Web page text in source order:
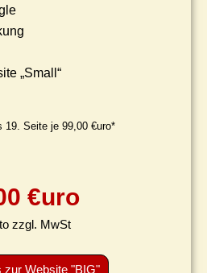
„Small“
19. Seite je 99,00 €uro*
zzgl. MwSt
€uro
zur Website "BIG"